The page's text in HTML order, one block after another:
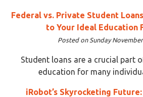
Federal vs. Private Student
to Your Ideal Education
Posted on Sunday
Student loans are a crucial part
education for many
iRobot’s Skyrocketing Future: